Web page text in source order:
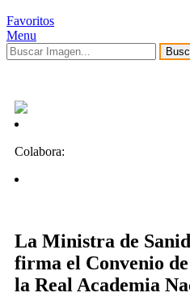
Favoritos
Menu
Colabora:
La Ministra de
firma el Convenio
la Real Academia